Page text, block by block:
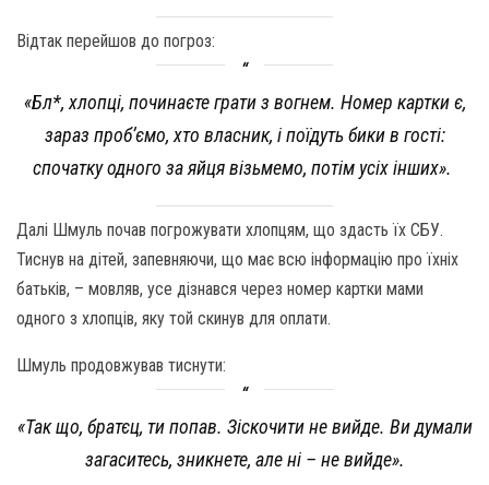
Відтак перейшов до погроз:
«Бл*, хлопці, починаєте грати з вогнем. Номер картки є,
зараз проб’ємо, хто власник, і поїдуть бики в гості:
спочатку одного за яйця візьмемо, потім усіх інших».
Далі Шмуль почав погрожувати хлопцям, що здасть їх СБУ.
Тиснув на дітей, запевняючи, що має всю інформацію про їхніх
батьків, – мовляв, усе дізнався через номер картки мами
одного з хлопців, яку той скинув для оплати.
Шмуль продовжував тиснути:
«Так що, братєц, ти попав. Зіскочити не вийде. Ви думали
загаситесь, зникнете, але ні – не вийде».